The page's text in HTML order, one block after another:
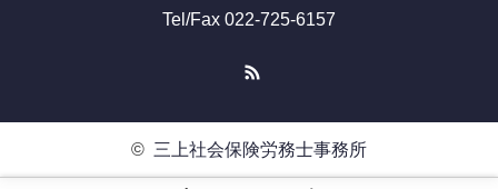
Tel/Fax 022-725-6157
© 三上社会保険労務士事務所